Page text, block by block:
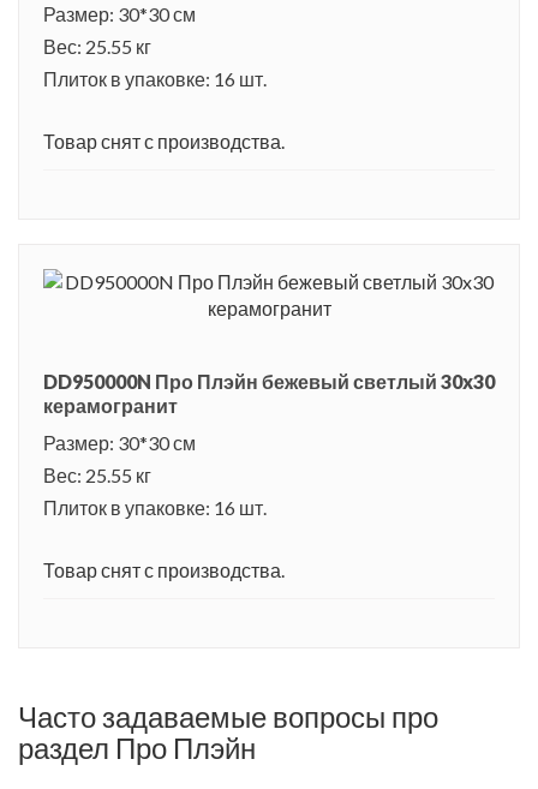
Размер: 30*30 см
Вес: 25.55 кг
Плиток в упаковке: 16 шт.
Товар снят с производства.
DD950000N Про Плэйн бежевый светлый 30x30
керамогранит
Размер: 30*30 см
Вес: 25.55 кг
Плиток в упаковке: 16 шт.
Товар снят с производства.
Часто задаваемые вопросы про
раздел Про Плэйн